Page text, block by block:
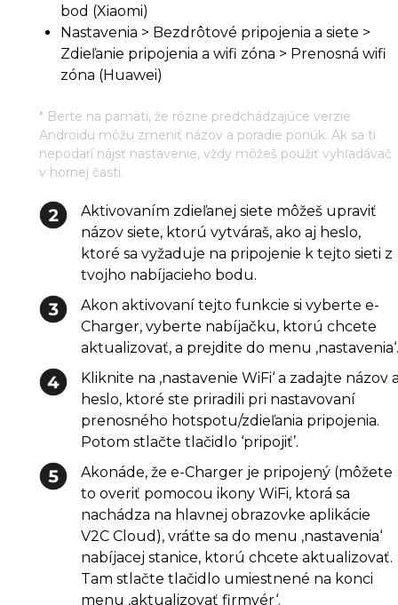
bod (Xiaomi)
Nastavenia > Bezdrôtové pripojenia a siete >
Zdieľanie pripojenia a wifi zóna > Prenosná wifi
zóna (Huawei)
* Berte na pamäti, že rôzne predchádzajúce verzie
Androidu môžu zmeniť názov a poradie ponúk. Ak sa ti
nepodarí nájsť nastavenie, vždy môžeš použiť vyhľadávač
v hornej časti.
Aktivovaním zdieľanej siete môžeš upraviť
názov siete, ktorú vytváraš, ako aj heslo,
ktoré sa vyžaduje na pripojenie k tejto sieti z
tvojho nabíjacieho bodu.
Akon aktivovaní tejto funkcie si vyberte e-
Charger, vyberte nabíjačku, ktorú chcete
aktualizovať, a prejdite do menu ‚nastavenia‘.
Kliknite na ‚nastavenie WiFi‘ a zadajte názov
heslo, ktoré ste priradili pri nastavovaní
prenosného hotspotu/zdieľania pripojenia.
Potom stlačte tlačidlo ‘pripojiť’.
Akonáde, že e-Charger je pripojený (môžete
to overiť pomocou ikony WiFi, ktorá sa
nachádza na hlavnej obrazovke aplikácie
V2C Cloud), vráťte sa do menu ‚nastavenia‘
nabíjacej stanice, ktorú chcete aktualizovať.
Tam stlačte tlačidlo umiestnené na konci
menu ‚aktualizovať firmvér‘.